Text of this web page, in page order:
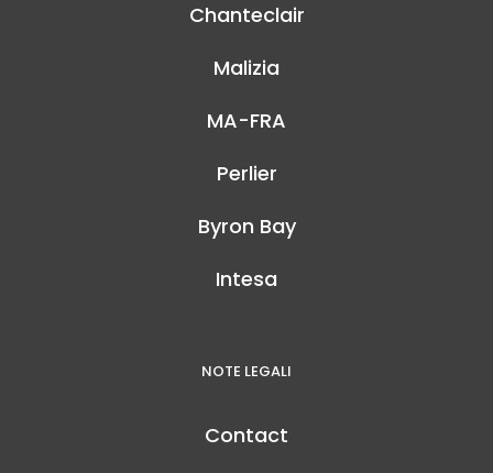
Chanteclair
Malizia
MA-FRA
Perlier
Byron Bay
Intesa
NOTE LEGALI
Contact